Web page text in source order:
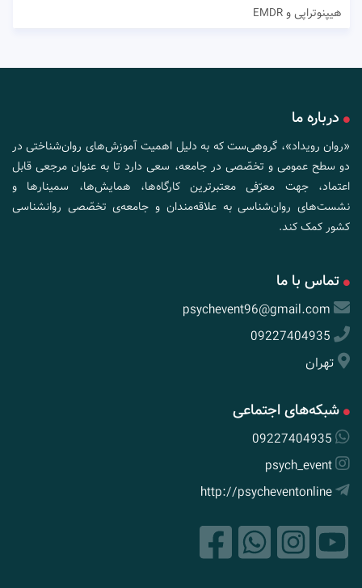
هیپنوتراپی و EMDR
درباره ما
«روان رویداد»، گروهی‌ست که به دلیل اهمیت آموزش‌های روان‌شناختی در
دو سطح عمومی و تخصّصی در جامعه، سعی دارد تا به عنوان مرجعی قابل
اعتماد، جهت معرّفی معتبرترین کارگاه‌ها، همایش‌ها، سمینارها و
نشست‌های روان‌شناسی به علاقه‌مندان و جامعه‌ی تخصّصی روانشناسی
کشور کمک کند.
تماس با ما
psychevent96@gmail.com
09227404935
تهران
شبکه‌های اجتماعی
09227404935
psych_event
http://psycheventonline